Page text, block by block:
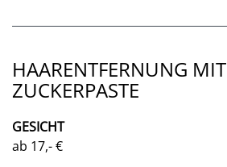
HAARENTFERNUNG MIT
ZUCKERPASTE
GESICHT
ab 17,- €